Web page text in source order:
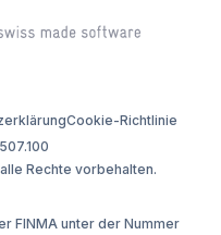
Rechte vorbehalten.
Cookie-Richtlinie
FINMA unter der Nummer